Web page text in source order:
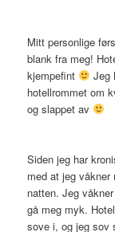
Mitt personlige
blank fra meg!
kjempefint
Jeg
hotellrommet om
og slappet av
Siden jeg har
med at jeg våkner
natten. Jeg
gå meg myk.
sove i, og jeg sov